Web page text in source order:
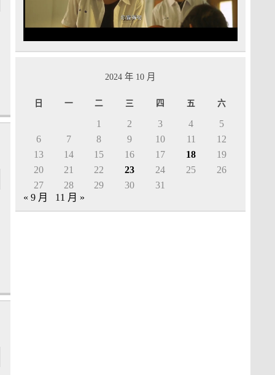
2024 年 10 月
日 一 二 三 四 五 六
1 2 3 4
5
6
7 8 9 10 11
12
13
14 15 16 17 18
19
20
21 22 23 24 25
26
27
28 29 30
31
« 9 月
11 月 »